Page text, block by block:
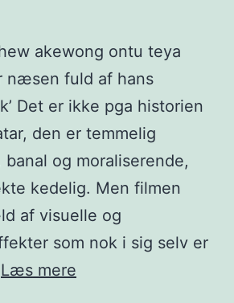
akewong ontu teya
næsen fuld af hans
Det er ikke pga historien
den er temmelig
og moraliserende,
kedelig. Men filmen
af visuelle og
som nok i sig selv er
Læs mere